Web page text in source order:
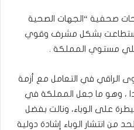
صحفية “الجهات الصحية
استطاعت بشكل مشرف وقوي
علي مستوي المملكة .
الراقي في التعامل مع أزمة
جدا ، وهو ما جعل المملكة في
على الوباء، ونالت بفضل
من انتشار الوباء إشادة دولية